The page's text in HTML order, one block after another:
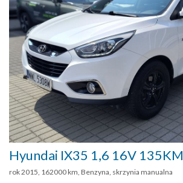
Hyundai IX35 1,6 16V 135KM
rok 2015, 162000 km, Benzyna, skrzynia manualna